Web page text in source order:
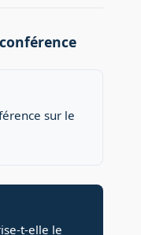
sur le
t-elle le